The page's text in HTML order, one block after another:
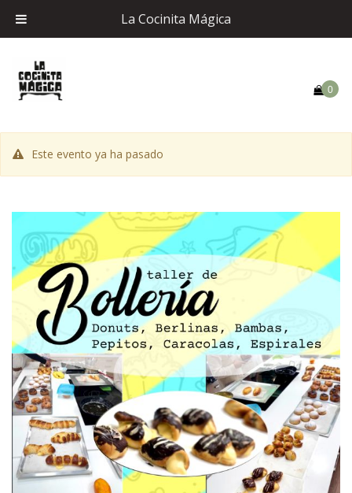
0
Este evento ya ha pasado
La Cocinita Mágica